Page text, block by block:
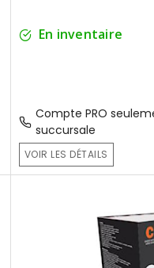
En inventaire
Compte PRO
succursale
VOIR LES DÉTAILS